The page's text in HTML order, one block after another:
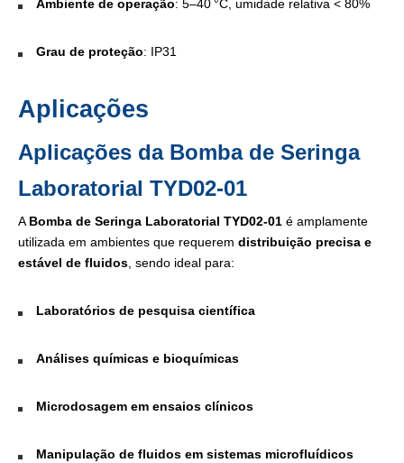
Ambiente de operação: 5–40 °C, umidade relativa < 80%
Grau de proteção: IP31
Aplicações
Aplicações da Bomba de Seringa
Laboratorial TYD02-01
ABomba de Seringa Laboratorial TYD02-01 é amplamente
utilizada em ambientes que requerem distribuição precisa e
estável de fluidos, sendo ideal para:
Laboratórios de pesquisa científica
Análises químicas e bioquímicas
Microdosagem em ensaios clínicos
Manipulação de fluidos em sistemas microfluídicos